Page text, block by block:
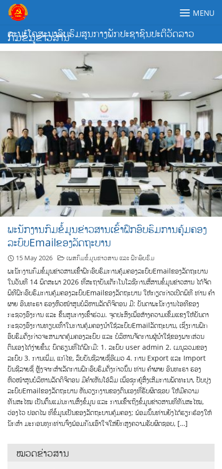
Skip
content
ຄະນະໂຄສະນາອົບຮົມສູນກາງພັກປະຊາຊົນປະຕິວັດລາວ
MENU
ກົມຂໍ້ມູຂ່າວສານ
ພະນັກງານກົມຂໍ້ມູນຂ່າວສານເຂົ້າຝຶກອົບຮົມການຄຸ້ມຄອງ
ລະບົບEmailຂອງລັດຖະບານ
15 May 2026 ເພສກົມຂໍ້ມູນຂ່າວສານ ແລະ ຝຶກອົບຮົມ
ພະນັກງານກົມຂໍ້ມູນຂ່າວສານເຂົ້າຝຶກອົບຮົມການຄຸ້ມຄອງລະບົບEmailຂອງລັດຖະບານ
ໃນວັນທີ 14 ພຶດສະພາ 2026 ທີ່ສະຖາບັນເຕັກໂນໂລຊີການສື່ສານຂໍ້ມູນຂ່າວສານ ໄດ້ຈັດ
ພິທີຝຶກອົບຮົມການຄຸ້ມຄອງລະບົບEmailຂອງລັດຖະບານ ໃຫ້ກຽດກ່າວເປີດພິທີ ທ່ານ ຄຳ
ຜາຍ ອິນທະຣາ ຮອງຫົວໜ້າສູນບໍລິຫານລັດດິຈິຕອນ ມີ: ບັນດາພະນັກງານໄອທີຂອງ
ກະຊວງອົງການ ແລະ ຂັ້ນສູນກາງເຂົ້າຮ່ວມ. ຈຸດປະສົງເພື່ອສ້າງຄວາມເຂັ້ມແຂງໃຫ້ບັນດາ
ກະຊວງອົງການທຽບເທົ່າໃນການຄຸ້ມຄອງນຳໃຊ້ລະບົບEmailລັດຖະບານ, ເຊິ່ງການຝຶກ
ອົບຮົມດັ່ງກ່າວຈະສາມາດຄຸ້ມຄອງລະບົບ ແລະ ບໍລິຫານຈັດການຜູ້ນຳໃຊ້ຂອງພາກສ່ວນ
ຕົນເອງໄດ້ງ່າຍຂຶ້ນ; ບົດຮຽນທີ່ໄດ້ຝຶກມີ: 1. ລະບົບ user admin 2. ເມນູລວມຂອງ
ລະບົບ 3. ການເພີ່ມ, ແກ້ໄຂ, ລົບບັນຊີລາຍຊື່ອີເມວ 4. ການ Export ແລະ Import
ບັນຊີລາຍຊື່ ຫຼັງຈາກສໍາເລັດການຝຶກອົບຮົມດັ່ງກ່າວນັ້ນ ທ່ານ ຄຳຜາຍ ອິນທະຣາ ຮອງ
ຫົວໜ້າສູນບໍລິຫານລັດດິຈິຕອນ ມີຄຳເຫັນໂອ້ລົມ ເພື່ອຊຸກຍູ້ສົ່ງເສີມການພັດທະນາ, ປັບປຸງ
ລະບົບEmailຂອງລັດຖະບານ ຫັນວຽກງານຂອງຕົນເອງທີ່ຮັບຜິດຊອບ ໃຫ້ມີຄວາມ
ທັນສະໄໝ ເປັນຕົ້ນແມ່ນການສົ່ງຂໍ້ມູນ ແລະ ການເຂົ້າເຖິງຂໍ້ມູນຂ່າວສານທີ່ທັນສະໄໝ,
ວ່ອງໄວ ປອດໄພ ທີ່ຂໍ້ມູນເປັນຂອງລັດຖະບານຄຸ້ມຄອງ; ພ້ອມນັ້ນທ່ານຍັງໄດ້ຮຽກຮ້ອງໃຫ້
ນັກສຳ ມະກອນທຸກທ່ານຈົ່ງພ້ອມກັນເອົາໃຈໃສ່ຍົກສູງຄວາມຮັບຜິດຊອບ, […]
ໝວດຂ່າວສານ